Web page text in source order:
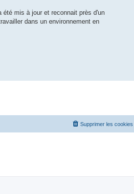
été mis à jour et reconnait près d'un
dans un environnement en
Supprimer les cookies